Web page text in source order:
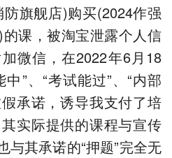
旗舰店)购买(2024作强
课，被淘宝泄露个人信
微信，在2022年6月18
”、“考试能过”、“内部
承诺，诱导我支付了培
实际提供的课程与宣传
与其承诺的“押题”完全无